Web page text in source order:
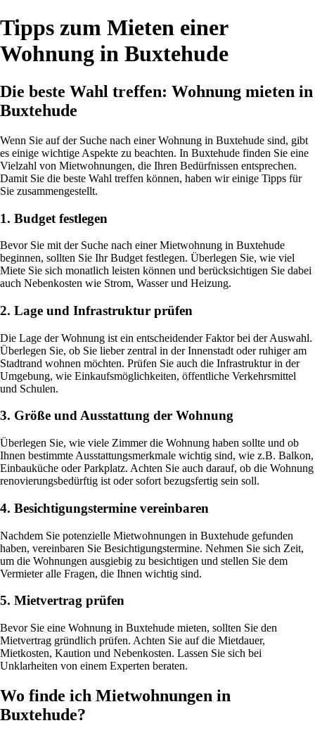
Tipps zum Mieten einer
Wohnung in Buxtehude
Die beste Wahl treffen: Wohnung mieten in
Buxtehude
Wenn Sie auf der Suche nach einer Wohnung in Buxtehude sind, gibt
es einige wichtige Aspekte zu beachten. In Buxtehude finden Sie eine
Vielzahl von Mietwohnungen, die Ihren Bedürfnissen entsprechen.
Damit Sie die beste Wahl treffen können, haben wir einige Tipps für
Sie zusammengestellt.
1. Budget festlegen
Bevor Sie mit der Suche nach einer Mietwohnung in Buxtehude
beginnen, sollten Sie Ihr Budget festlegen. Überlegen Sie, wie viel
Miete Sie sich monatlich leisten können und berücksichtigen Sie dabei
auch Nebenkosten wie Strom, Wasser und Heizung.
2. Lage und Infrastruktur prüfen
Die Lage der Wohnung ist ein entscheidender Faktor bei der Auswahl.
Überlegen Sie, ob Sie lieber zentral in der Innenstadt oder ruhiger am
Stadtrand wohnen möchten. Prüfen Sie auch die Infrastruktur in der
Umgebung, wie Einkaufsmöglichkeiten, öffentliche Verkehrsmittel
und Schulen.
3. Größe und Ausstattung der Wohnung
Überlegen Sie, wie viele Zimmer die Wohnung haben sollte und ob
Ihnen bestimmte Ausstattungsmerkmale wichtig sind, wie z.B. Balkon,
Einbauküche oder Parkplatz. Achten Sie auch darauf, ob die Wohnung
renovierungsbedürftig ist oder sofort bezugsfertig sein soll.
4. Besichtigungstermine vereinbaren
Nachdem Sie potenzielle Mietwohnungen in Buxtehude gefunden
haben, vereinbaren Sie Besichtigungstermine. Nehmen Sie sich Zeit,
um die Wohnungen ausgiebig zu besichtigen und stellen Sie dem
Vermieter alle Fragen, die Ihnen wichtig sind.
5. Mietvertrag prüfen
Bevor Sie eine Wohnung in Buxtehude mieten, sollten Sie den
Mietvertrag gründlich prüfen. Achten Sie auf die Mietdauer,
Mietkosten, Kaution und Nebenkosten. Lassen Sie sich bei
Unklarheiten von einem Experten beraten.
Wo finde ich Mietwohnungen in
Buxtehude?